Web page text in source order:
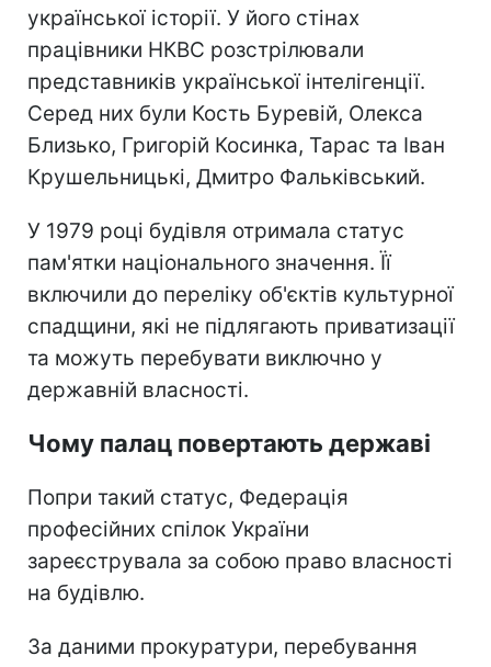
української історії. У його стінах
працівники НКВС розстрілювали
представників української інтелігенції.
Серед них були Кость Буревій, Олекса
Близько, Григорій Косинка, Тарас та Іван
Крушельницькі, Дмитро Фальківський.
У 1979 році будівля отримала статус
пам'ятки національного значення. Її
включили до переліку об'єктів культурної
спадщини, які не підлягають приватизації
та можуть перебувати виключно у
державній власності.
Чому палац повертають державі
Попри такий статус, Федерація
професійних спілок України
зареєструвала за собою право власності
на будівлю.
За даними прокуратури, перебування